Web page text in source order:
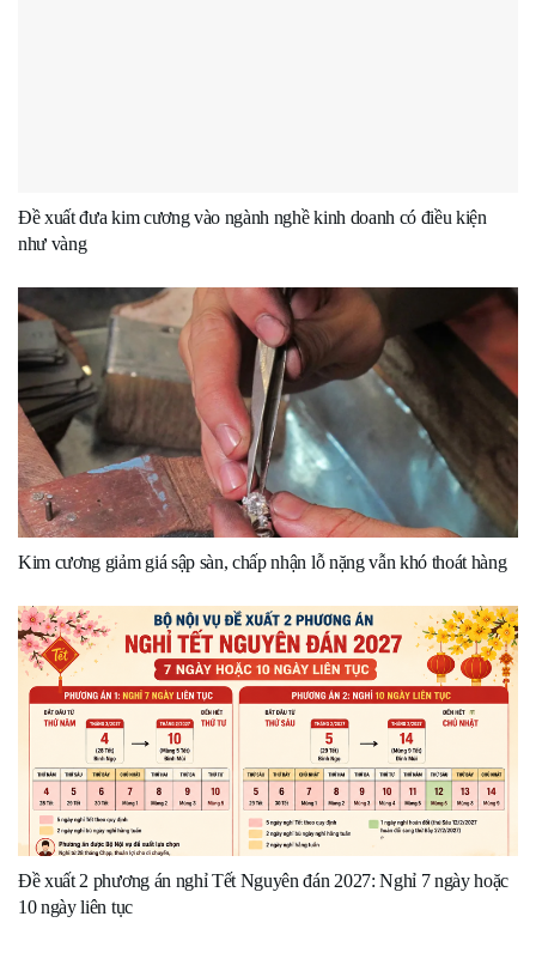
Đề xuất đưa kim cương vào ngành nghề kinh doanh có điều kiện
như vàng
Kim cương giảm giá sập sàn, chấp nhận lỗ nặng vẫn khó thoát hàng
Đề xuất 2 phương án nghỉ Tết Nguyên đán 2027: Nghỉ 7 ngày hoặc
10 ngày liên tục